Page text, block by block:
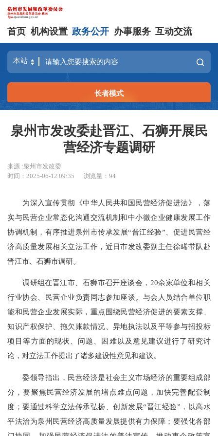
首页 机构设置 政务公开 办事服务 互动交流
长者模式
泉州市发改委赴晋江、石狮开展民
营经济专题调研
来源 :泉州市发改委
时间：2025-06-12 09:35
浏览量：94
为深入宣传贯彻《中华人民共和国民营经济促进法》，落
实与民营企业常态化沟通交流机制和中小微企业健康发展工作
协调机制，有序推进泉州市传承发展“晋江经验”、促进民营经
济高质量发展相关立法工作，近日市发改委副主任徐晞带队赴
晋江市、石狮市调研。
调研组在晋江市、石狮市召开座谈会，20余家单位和相关
行业协会、民营企业负责同志参加座谈。与会人员结合单位职
能和民营企业发展实际，重点围绕民营经济促进的要素支撑、
知识产权保护、拖欠账款情况、异地执法以及平等参与招投标
项目等方面的现状、问题、困难以及意见建议进行了研究讨
论，对立法工作提出了诸多建设性意见和建议。
委领导指出，民营经济是社会主义市场经济的重要组成部
分，要聚焦民营经济发展的堵点难点问题，加快完善配套制
度；要通过科学立法传承弘扬、创新发展“晋江经验”，以高水
平法治为泉州民营经济高质量发展提供有力保障；要强化各部